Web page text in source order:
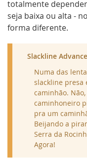
totalmente
seja baixa ou alta -
forma diferente.
Slackline
Numa das
slackline presa
caminhão.
caminhoneiro
pra um
Beijando a
Serra da
Agora!